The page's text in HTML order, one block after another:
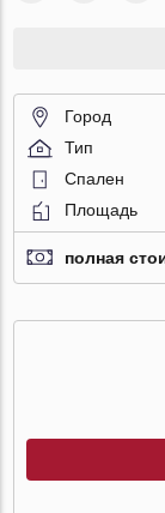
Город
Тип
Спален
Площадь
полная